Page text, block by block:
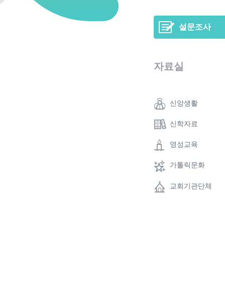
설문조사
자료실
신앙생활
신학자료
영성교육
가톨릭문화
교회기관단체